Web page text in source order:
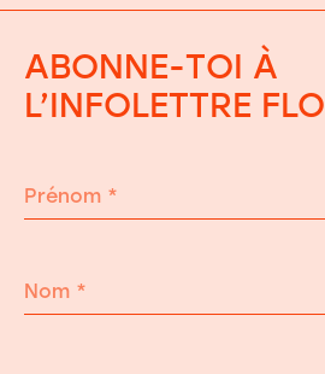
ABONNE-TOI À
L’INFOLETTRE FLO
Prénom *
Nom *